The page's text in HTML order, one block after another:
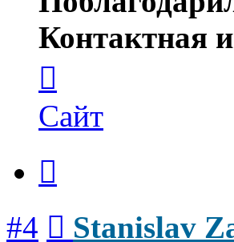
Контактная
пользователя
Stanislav
Zabelin
Сайт
#4 Stanislav